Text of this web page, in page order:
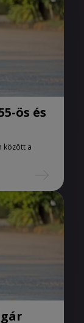
ös és
között a